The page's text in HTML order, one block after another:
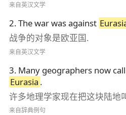
来自英汉文学
2.The war was against
战争的对象是欧亚国.
来自英汉文学
3. Many geographers now
Eurasia .
许多地理学家现在把这块陆地
来自辞典例句